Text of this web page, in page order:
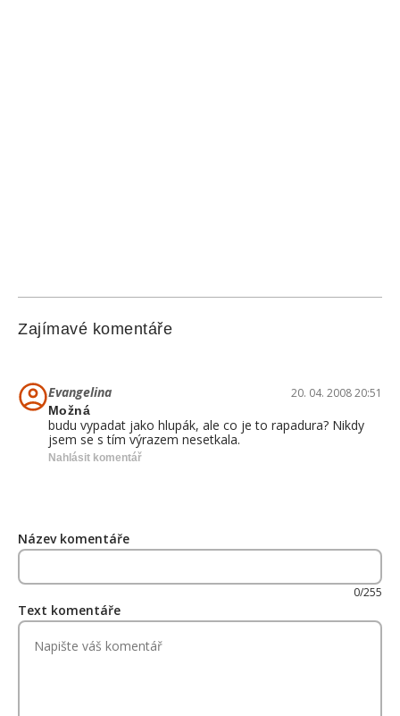
Zajímavé komentáře
Evangelina 20. 04. 2008 20:51
Možná
budu vypadat jako hlupák, ale co je to rapadura? Nikdy
jsem se s tím výrazem nesetkala.
Nahlásit komentář
Název komentáře
0/255
Text komentáře